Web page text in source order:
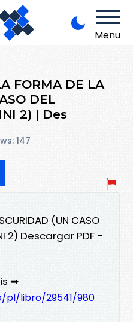
Menu
FORMA DE LA
DEL
2) | Des
147
(UN CASO
2) Descargar PDF -
➡
pl/libro/29541/980